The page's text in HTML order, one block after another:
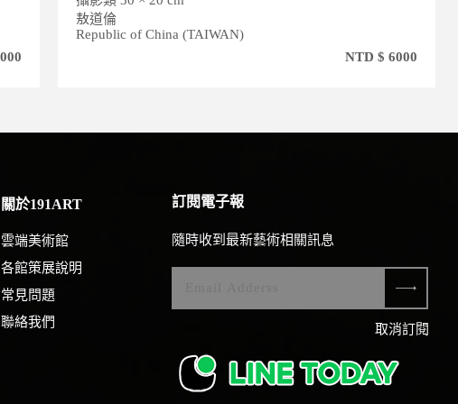
Republic of China (TAIWAN)
NTD $
關於191ART
雲端美術館
各館策展說明
常見問題
聯絡我們
訂閱電子報
隨時收到最新藝術相關訊息
取消訂閱